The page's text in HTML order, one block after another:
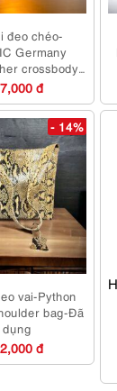
đeo chéo-
Germany
crossbody
sử dụng
đ
- 14%
vai-Python
bag-Đã
đ